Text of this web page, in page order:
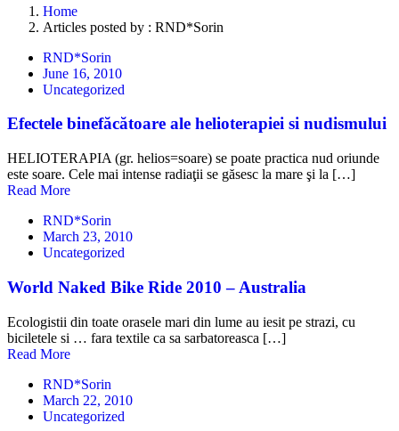
Home
Articles posted by : RND*Sorin
RND*Sorin
June 16, 2010
Uncategorized
Efectele binefăcătoare ale helioterapiei si nudismului
HELIOTERAPIA (gr. helios=soare) se poate practica nud oriunde
este soare. Cele mai intense radiaţii se găsesc la mare şi la […]
Read More
RND*Sorin
March 23, 2010
Uncategorized
World Naked Bike Ride 2010 – Australia
Ecologistii din toate orasele mari din lume au iesit pe strazi, cu
biciletele si … fara textile ca sa sarbatoreasca […]
Read More
RND*Sorin
March 22, 2010
Uncategorized